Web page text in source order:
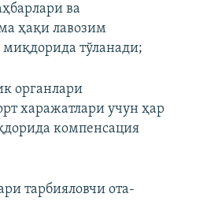
ва
ҳақи лавозим
тўланади;
органлари
харажатлари учун ҳар
компенсация
тарбияловчи ота-